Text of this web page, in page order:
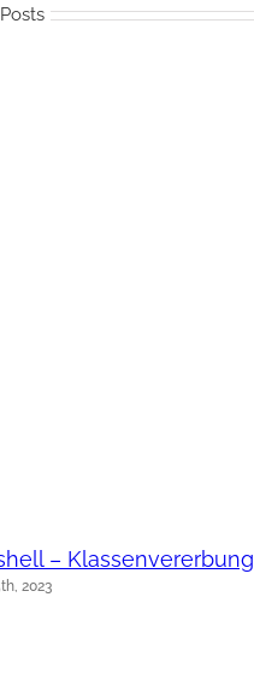
– Klassenvererbung
2023